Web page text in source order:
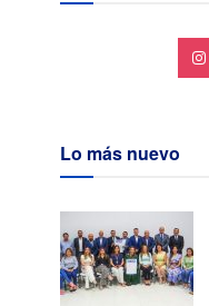
Lo más nuevo